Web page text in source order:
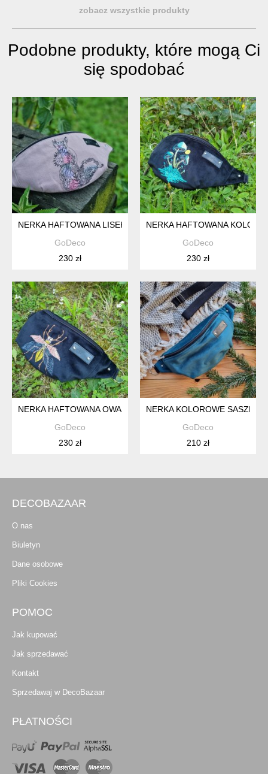
zobacz wszystkie produkty
Podobne produkty, które mogą Ci
się spodobać
NERKA HAFTOWANA LISEK
GoDeco
230 zł
NERKA HAFTOWANA
GoDeco
230 zł
NERKA HAFTOWANA OWADY
GoDeco
230 zł
NERKA KOLOROWE
GoDeco
210 zł
DECOBAZAAR
O nas
Biuletyn
Dane osobowe
Pliki Cookies
POMOC
Jak kupować
Jak sprzedawać
Kontakt
Sprzedawaj w DecoBazaar
PŁATNOŚCI